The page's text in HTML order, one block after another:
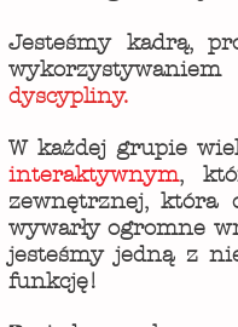
Jesteśmy kadrą,
dyscypliny.
W każdej grupie
interaktywnym,
zewnętrznej, która
wywarły ogromne
jesteśmy jedną z
funkcję!